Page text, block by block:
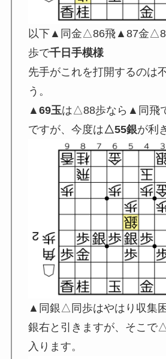
以下▲同金△86飛▲87金
歩で千日手模様
先手がこれを打開するのは
う。
▲69玉は△88歩なら▲同飛
ですが、今度は△55銀が利
▲同銀△同歩はやはり収集
銀右と引きますが、そこで
入ります。